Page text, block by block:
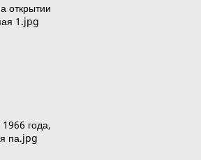
открытии
1.jpg
года,
па.jpg